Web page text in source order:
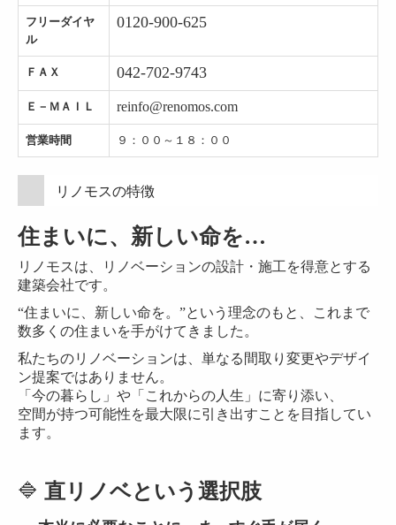
フリーダイヤ
ル
0120-900-625
ＦＡＸ 042-702-9743
Ｅ－ＭＡＩＬ reinfo@renomos.com
営業時間 ９：００～１８：００
リノモスの特徴
住まいに、新しい命を…
リノモスは、リノベーションの設計・施工を得意とする
建築会社です。
“住まいに、新しい命を。”という理念のもと、これまで
数多くの住まいを手がけてきました。
私たちのリノベーションは、単なる間取り変更やデザイ
ン提案ではありません。
「今の暮らし」や「これからの人生」に寄り添い、
空間が持つ可能性を最大限に引き出すことを目指してい
ます。
🔷 直リノベという選択肢